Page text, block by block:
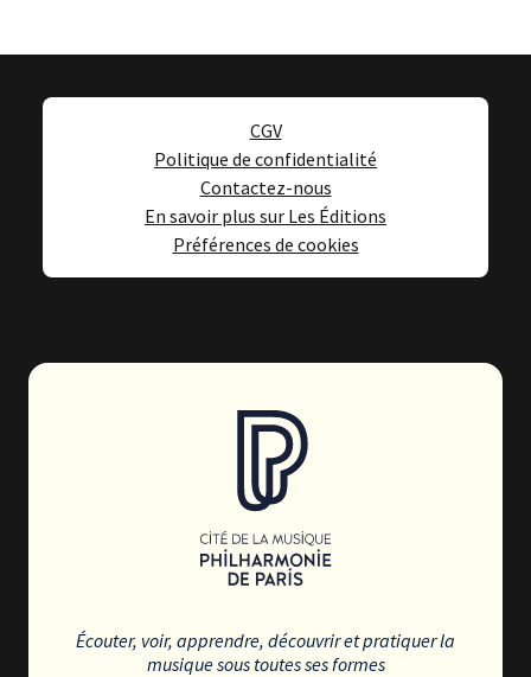
CGV
Politique de confidentialité
Contactez-nous
En savoir plus sur Les Éditions
Préférences de cookies